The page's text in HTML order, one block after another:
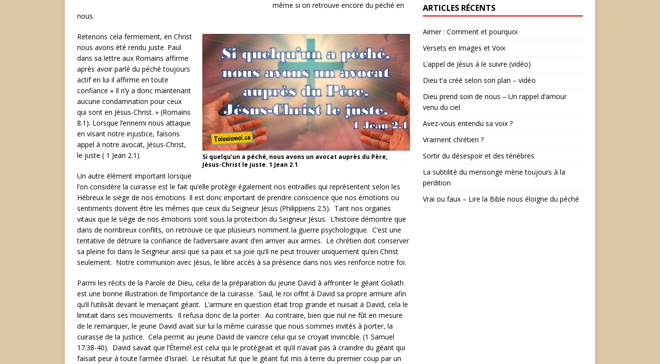
même si on retrouve encore du péché en
nous.
Si quelqu’un a péché, nous avons un avocat auprès du Père,
Jésus-Christ le juste. 1 Jean 2.1
Retenons cela fermement, en Christ
nous avons été rendu juste. Paul
dans sa lettre aux Romains affirme
après avoir parlé du péché toujours
actif en lui il affirme en toute
confiance « Il n’y a donc maintenant
aucune condamnation pour ceux
qui sont en Jésus-Christ. » (Romains
8.1). Lorsque l’ennemi nous attaque
en visant notre injustice, faisons
appel à notre avocat, Jésus-Christ,
le juste ( 1 Jean 2.1).
Un autre élément important lorsque
l’on considère la cuirasse est le fait qu’elle protège également nos entrailles qui représentent selon les
Hébreux le siège de nos émotions. Il est donc important de prendre conscience que nos émotions ou
sentiments doivent être les mêmes que ceux du Seigneur Jésus (Philippiens 2.5). Tant nos organes
vitaux que le siège de nos émotions sont sous la protection du Seigneur Jésus. L’histoire démontre que
dans de nombreux conflits, on retrouve ce que plusieurs nomment la guerre psychologique. C’est une
tentative de détruire la confiance de l’adversaire avant d’en arriver aux armes. Le chrétien doit conserver
sa pleine foi dans le Seigneur ainsi que sa paix et sa joie qu’il ne peut trouver uniquement qu’en Christ
seulement. Notre communion avec Jésus, le libre accès à sa présence dans nos vies renforce notre foi.
Parmi les récits de la Parole de Dieu, celui de la préparation du jeune David à affronter le géant Goliath
est une bonne illustration de l’importance de la cuirasse. Saul, le roi offrit à David sa propre armure afin
qu’il l’utilisât devant le menaçant géant. L’armure en question était trop grande et nuisait à David, cela le
limitait dans ses mouvements. Il refusa donc de la porter. Au contraire, bien que nul ne fût en mesure
de le remarquer, le jeune David avait sur lui la même cuirasse que nous sommes invités à porter, la
cuirasse de la justice. Cela permit au jeune David de vaincre celui qui se croyait invincible. (1 Samuel
17.38-40). David savait que l’Éternel est celui qui le protégeait et qu’il n’avait pas à craindre du géant qui
faisait peur à toute l’armée d’Israël. Le résultat fut que le géant fut mis à terre du premier coup par un
ARTICLES RÉCENTS
Aimer : Comment et pourquoi
Versets en Images et Voix
L’appel de Jésus à le suivre (vidéo)
Dieu t’a créé selon son plan – vidéo
Dieu prend soin de nous – Un rappel d’amour
venu du ciel
Avez-vous entendu sa voix ?
Vraiment chrétien ?
Sortir du désespoir et des ténèbres
La subtilité du mensonge mène toujours à la
perdition
Vrai ou faux – Lire la Bible nous éloigne du péché